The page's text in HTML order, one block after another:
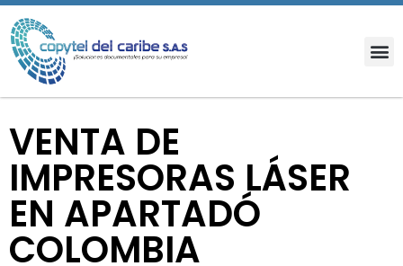
VENTA DE
IMPRESORAS LÁSER
EN APARTADÓ
COLOMBIA